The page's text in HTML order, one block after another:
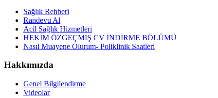
Sağlık Rehberi
Randevu Al
Acil Sağlık Hizmetleri
HEKİM ÖZGEÇMİŞ CV İNDİRME BÖLÜMÜ
Nasıl Muayene Olurum- Poliklinik Saatleri
Hakkımızda
Genel Bilgilendirme
Videolar